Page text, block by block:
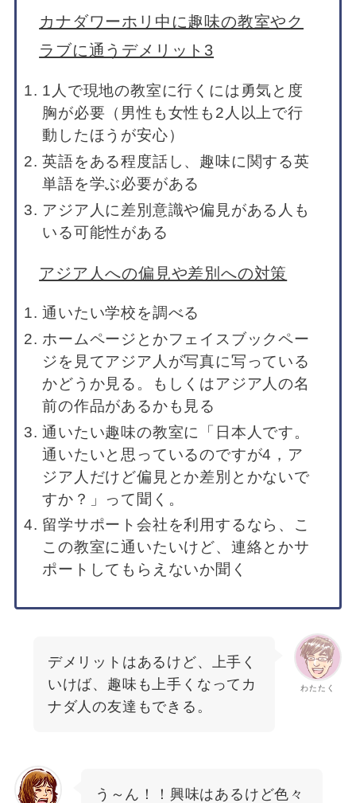
カナダワーホリ中に趣味の教室やク
ラブに通うデメリット3
1人で現地の教室に行くには勇気と度
胸が必要（男性も女性も2人以上で行
動したほうが安心）
英語をある程度話し、趣味に関する英
単語を学ぶ必要がある
アジア人に差別意識や偏見がある人も
いる可能性がある
アジア人への偏見や差別への対策
通いたい学校を調べる
ホームページとかフェイスブックペー
ジを見てアジア人が写真に写っている
かどうか見る。もしくはアジア人の名
前の作品があるかも見る
通いたい趣味の教室に「日本人です。
通いたいと思っているのですが4，ア
ジア人だけど偏見とか差別とかないで
すか？」って聞く。
留学サポート会社を利用するなら、こ
この教室に通いたいけど、連絡とかサ
ポートしてもらえないか聞く
わたたく
デメリットはあるけど、上手く
いけば、趣味も上手くなってカ
ナダ人の友達もできる。
う～ん！！興味はあるけど色々